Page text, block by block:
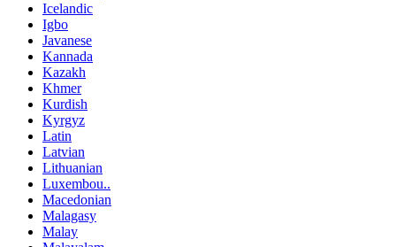
Icelandic
Igbo
Javanese
Kannada
Kazakh
Khmer
Kurdish
Kyrgyz
Latin
Latvian
Lithuanian
Luxembou..
Macedonian
Malagasy
Malay